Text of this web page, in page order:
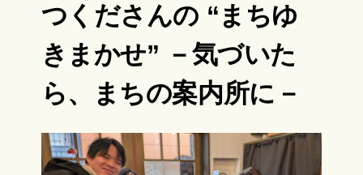
つくださんの “まちゆ
きまかせ” －気づいた
ら、まちの案内所に－